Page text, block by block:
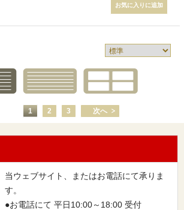
1 2 3 次へ
当ウェブサイト、またはお電話にて承りま
す。
●お電話にて 平日10:00～18:00 受付